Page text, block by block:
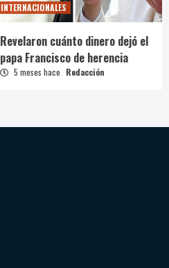
INTERNACIONALES
Revelaron cuánto dinero dejó el
papa Francisco de herencia
5 meses hace Redacción